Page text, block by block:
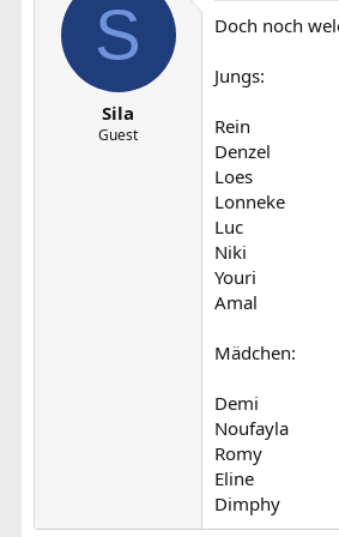
S
Sila
Guest
Doch noch
Jungs:
Rein
Denzel
Loes
Lonneke
Luc
Niki
Youri
Amal
Mädchen:
Demi
Noufayla
Romy
Eline
Dimphy